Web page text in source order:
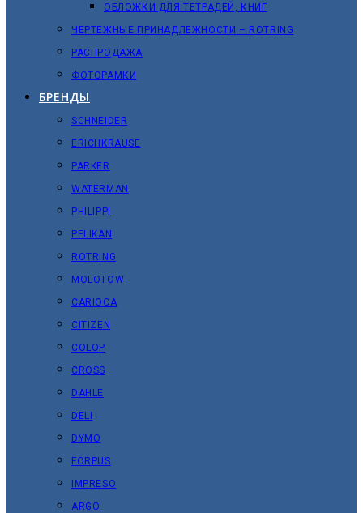
ОБЛОЖКИ ДЛЯ ТЕТРАДЕЙ, КНИГ
ЧЕРТЕЖНЫЕ ПРИНАДЛЕЖНОСТИ – ROTRING
РАСПРОДАЖА
ФОТОРАМКИ
БРЕНДЫ
SCHNEIDER
ERICHKRAUSE
PARKER
WATERMAN
PHILIPPI
PELIKAN
ROTRING
MOLOTOW
CARIOCA
CITIZEN
COLOP
CROSS
DAHLE
DELI
DYMO
FORPUS
IMPRESO
ARGO